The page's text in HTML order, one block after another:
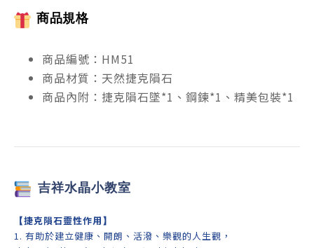
商品規格
商品編號：HM51
商品材質：天然捷克隕石
商品內附：捷克隕石墜*1、鋼鍊*1、精美包裝*1
吉祥水晶小教室
【捷克隕石靈性作用】
1. 有助於建立健康、開朗、活潑、樂觀的人生觀，